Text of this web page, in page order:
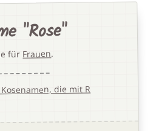
"Rose"
für Frauen.
die mit R